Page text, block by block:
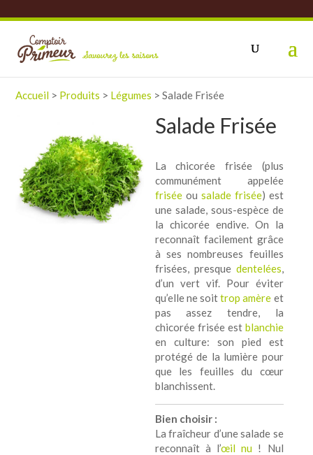
Accueil > Produits > Légumes >Salade Frisée
Salade Frisée
La chicorée frisée (plus
communément appelée
friséeou salade frisée) est
une salade, sous-espèce de
la chicorée endive. On la
reconnaît facilement grâce
à ses nombreuses feuilles
frisées, presque dentelées,
d’un vert vif. Pour éviter
qu’elle ne soittrop amère et
pas assez tendre, la
chicorée frisée est blanchie
en culture: son pied est
protégé de la lumière pour
que les feuilles du cœur
blanchissent.
Bien choisir :
La fraîcheur d’une salade se
reconnaît à l’œil nu ! Nul